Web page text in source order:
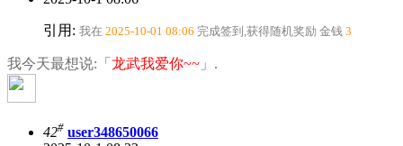
引用: 我在 2025-10-01 08:06 完成签到,获得随机奖励 金钱 3
我今天最想说:「 龙武我爱你~~ 」.
42# user348650066